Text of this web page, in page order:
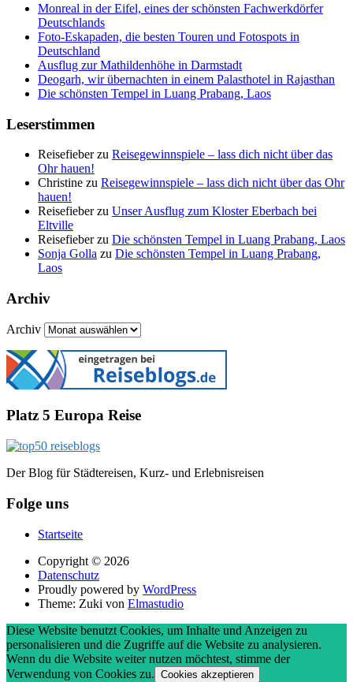
Monreal in der Eifel, eines der schönsten Fachwerkdörfer
Deutschlands
Foto-Eskapaden, die besten Touren und Fotospots in
Deutschland
Ausflug zur Mathildenhöhe in Darmstadt
Deogarh, wir übernachten in einem Palasthotel in Rajasthan
Die schönsten Tempel in Luang Prabang, Laos
Leserstimmen
Reisefieberzu Reisegewinnspiele – lass dich nicht über das
Ohr hauen!
Christine zu Reisegewinnspiele – lass dich nicht über das Ohr
hauen!
Reisefieberzu Unser Ausflug zum Kloster Eberbach bei
Eltville
Reisefieberzu Die schönsten Tempel in Luang Prabang, Laos
Sonja Golla zu Die schönsten Tempel in Luang Prabang,
Laos
Archiv
Archiv
Platz 5 Europa Reise
Der Blog für Städtereisen, Kurz- und Erlebnisreisen
Folge uns
Startseite
Copyright © 2026
Datenschutz
Proudly powered by WordPress
Theme: Zuki von Elmastudio
Diese Website benutzt Cookies, um Inhalte und Anzeigen zu
personalisieren und die Zugriffe auf die Website zu analysieren.
Wenn du die Website weiter nutzen möchtest, stimme der
Verwendung von Cookies zu. Cookies akzeptieren